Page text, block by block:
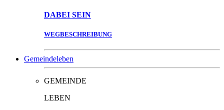
DABEI SEIN
WEGBESCHREIBUNG
Gemeindeleben
GEMEINDE
LEBEN